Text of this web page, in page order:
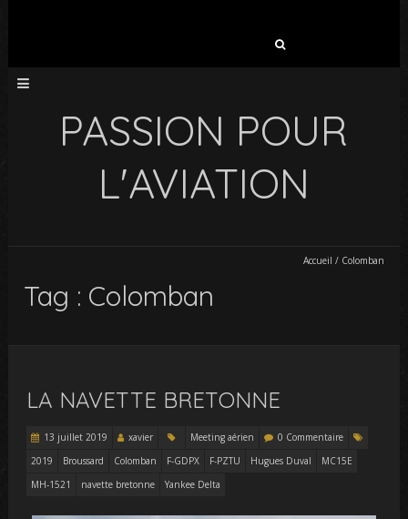
PASSION POUR
L'AVIATION
Accueil / Colomban
Tag : Colomban
LA NAVETTE BRETONNE
13 juillet 2019 xavier Meeting aérien
0 Commentaire
2019
Broussard Colomban F-GDPX F-PZTU Hugues Duval
MC15E
MH-1521
navette bretonne Yankee Delta